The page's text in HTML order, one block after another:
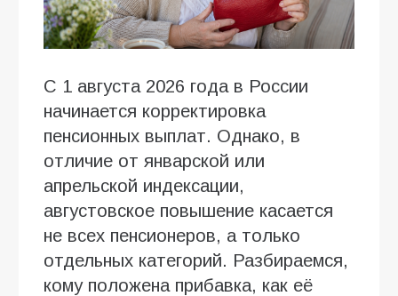
С 1 августа 2026 года в России
начинается корректировка
пенсионных выплат. Однако, в
отличие от январской или
апрельской индексации,
августовское повышение касается
не всех пенсионеров, а только
отдельных категорий. Разбираемся,
кому положена прибавка, как её